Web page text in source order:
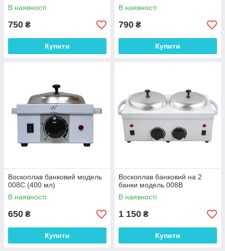
В наявності
750 ₴
Купити
В наявності
790 ₴
Купити
Воскоплав банковий модель
008С (400 мл)
В наявності
650 ₴
Купити
Воскоплав банковий на 2
банки модель 008В
В наявності
1 150 ₴
Купити